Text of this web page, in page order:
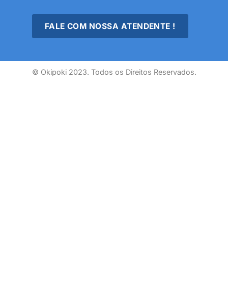
FALE COM NOSSA ATENDENTE !
© Okipoki 2023. Todos os Direitos Reservados.